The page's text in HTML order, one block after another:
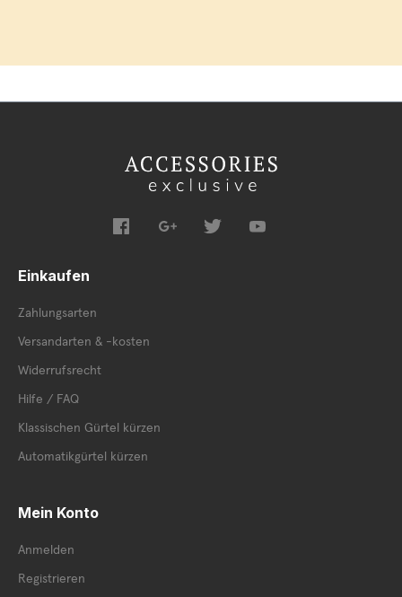
Einkaufen
Zahlungsarten
Versandarten & -kosten
Widerrufsrecht
Hilfe / FAQ
Klassischen Gürtel kürzen
Automatikgürtel kürzen
Mein Konto
Anmelden
Registrieren